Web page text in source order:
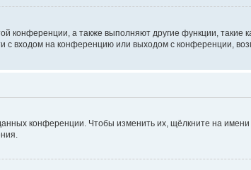
конференции, а также выполняют другие функции, такие
входом на конференцию или выходом с конференции,
конференции. Чтобы изменить их, щёлкните на